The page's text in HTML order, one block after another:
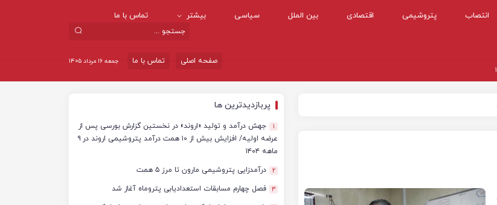
انتصاب پتروشیمی اقتصادی بین الملل سیاسی بیشتر تماس با ما
جمعه ۱۶ مرداد ۱۴۰۵ تماس با ما
صفحه اصلی
پربازدیدترین ها
1
جهش درآمد و تولید «اروند» در نخستین گزارش بورسی پس از
عرضه اولیه/ افزایش بیش از ۱۰ همت درآمد پتروشیمی اروند در ۹
ماهه ۱۴۰۴
2 درآمدزایی پتروشیمی مارون تا مرز ۵ همت
3 فصل چهارم مسابقات استعدادیابی پتروماه آغاز شد